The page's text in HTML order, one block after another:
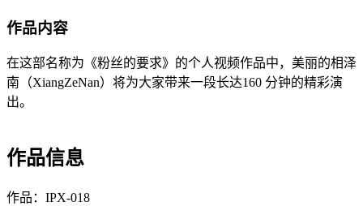
作品内容
在这部名称为《粉丝的要求》的个人视频作品中，美丽的相泽
南（XiangZeNan）将为大家带来一段长达160 分钟的精彩演
出。
作品信息
作品：IPX-018